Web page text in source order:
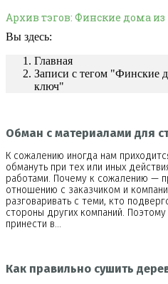
Архив тэгов: Финские дома из
Вы здесь:
Главная
Записи с тегом "Финские
ключ"
Обман с материалами для
К сожалению иногда нам
обмануть при тех или иных
работами. Почему к сожалению —
отношению с заказчиком и
разговаривать с теми, кто
стороны других компаний.
принести в…
Как правильно сушить